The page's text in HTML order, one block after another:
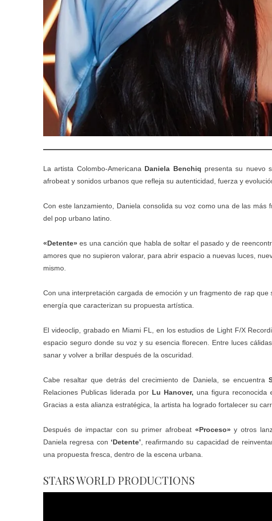
La artista Colombo-Americana Daniela Benchiq presenta su nuevo
afrobeat y sonidos urbanos que refleja su autenticidad, fuerza y
Con este lanzamiento, Daniela consolida su voz como una de las
del pop urbano latino.
«Detente» es una canción que habla de soltar el pasado y de
amores que no supieron valorar, para abrir espacio a nuevas luces,
mismo.
Con una interpretación cargada de emoción y un fragmento de rap
energía que caracterizan su propuesta artística.
El videoclip, grabado en Miami FL, en los estudios de Light F/X
espacio seguro donde su voz y su esencia florecen. Entre luces
sanar y volver a brillar después de la oscuridad.
Cabe resaltar que detrás del crecimiento de Daniela, se encuentra
Relaciones Publicas liderada por Lu Hanover, una figura reconocida
Gracias a esta alianza estratégica, la artista ha logrado fortalecer su
Después de impactar con su primer afrobeat «Proceso» y otros
Daniela regresa con ‘Detente’ , reafirmando su capacidad de
una propuesta fresca, dentro de la escena urbana.
STARS WORLD PRODUCTIONS